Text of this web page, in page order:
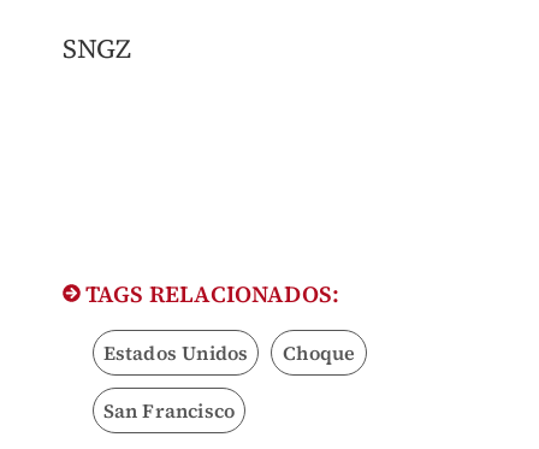
SNGZ
TAGS RELACIONADOS:
Estados Unidos Choque
San Francisco